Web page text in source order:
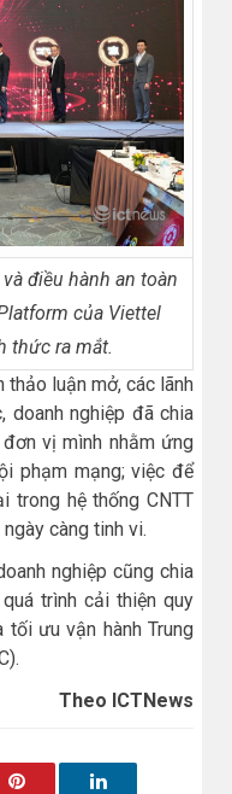
điều hành an toàn
của Viettel
thức ra mắt.
thảo luận mở, các lãnh
doanh nghiệp đã chia
vị mình nhằm ứng
phạm mạng; việc để
trong hệ thống CNTT
càng tinh vi.
nghiệp cũng chia
trình cải thiện quy
ưu vận hành Trung
Theo ICTNews
Pinterest LinkedIn